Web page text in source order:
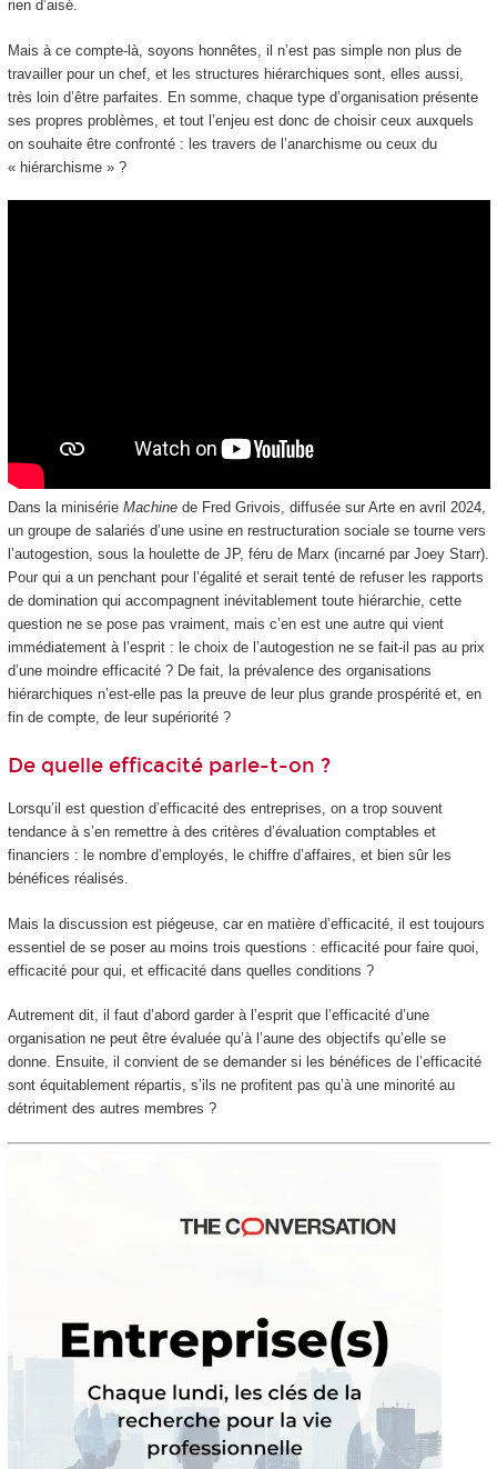
rien d’aisé.
Mais à ce compte-là, soyons honnêtes, il n’est pas simple non plus de
travailler pour un chef, et les structures hiérarchiques sont, elles aussi,
très loin d’être parfaites. En somme, chaque type d’organisation présente
ses propres problèmes, et tout l’enjeu est donc de choisir ceux auxquels
on souhaite être confronté : les travers de l’anarchisme ou ceux du
« hiérarchisme » ?
Dans la minisérie Machinede Fred Grivois, diffusée sur Arte en avril 2024,
un groupe de salariés d’une usine en restructuration sociale se tourne vers
l’autogestion, sous la houlette de JP, féru de Marx (incarné par Joey Starr).
Pour qui a un penchant pour l’égalité et serait tenté de refuser les rapports
de domination qui accompagnent inévitablement toute hiérarchie, cette
question ne se pose pas vraiment, mais c’en est une autre qui vient
immédiatement à l’esprit : le choix de l’autogestion ne se fait-il pas au prix
d’une moindre efficacité ? De fait, la prévalence des organisations
hiérarchiques n’est-elle pas la preuve de leur plus grande prospérité et, en
fin de compte, de leur supériorité ?
De quelle efficacité parle-t-on ?
Lorsqu’il est question d’efficacité des entreprises, on a trop souvent
tendance à s’en remettre à des critères d’évaluation comptables et
financiers : le nombre d’employés, le chiffre d’affaires, et bien sûr les
bénéfices réalisés.
Mais la discussion est piégeuse, car en matière d’efficacité, il est toujours
essentiel de se poser au moins trois questions : efficacité pour faire quoi,
efficacité pour qui, et efficacité dans quelles conditions ?
Autrement dit, il faut d’abord garder à l’esprit que l’efficacité d’une
organisation ne peut être évaluée qu’à l’aune des objectifs qu’elle se
donne. Ensuite, il convient de se demander si les bénéfices de l’efficacité
sont équitablement répartis, s’ils ne profitent pas qu’à une minorité au
détriment des autres membres ?